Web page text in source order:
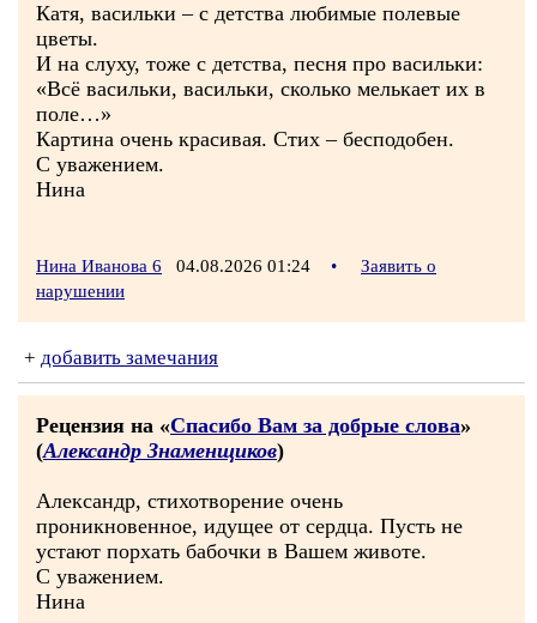
Катя, васильки – с детства любимые полевые
цветы.
И на слуху, тоже с детства, песня про васильки:
«Всё васильки, васильки, сколько мелькает их в
поле…»
Картина очень красивая. Стих – бесподобен.
С уважением.
Нина
Нина Иванова 6 04.08.2026 01:24 •
Заявить о
нарушении
+ добавить замечания
Рецензия на «Спасибо Вам за добрые слова»
(Александр Знаменщиков)
Александр, стихотворение очень
проникновенное, идущее от сердца. Пусть не
устают порхать бабочки в Вашем животе.
С уважением.
Нина